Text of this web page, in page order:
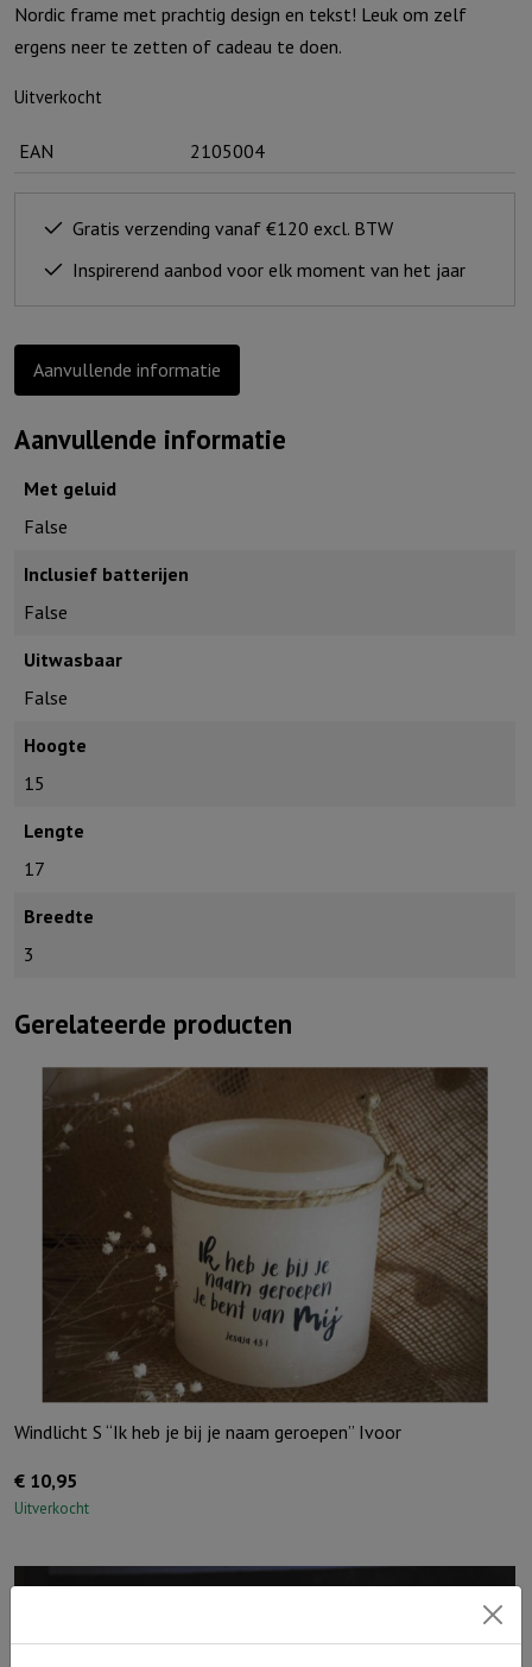
Nordic frame met prachtig design en tekst! Leuk om zelf
ergens neer te zetten of cadeau te doen.
Uitverkocht
EAN 2105004
Gratis verzending vanaf €120 excl. BTW
Inspirerend aanbod voor elk moment van het jaar
Aanvullende informatie
Aanvullende informatie
Met geluid
False
Inclusief batterijen
False
Uitwasbaar
False
Hoogte
15
Lengte
17
Breedte
3
Gerelateerde producten
Windlicht S “Ik heb je bij je naam geroepen” Ivoor
€ 10,95
Uitverkocht